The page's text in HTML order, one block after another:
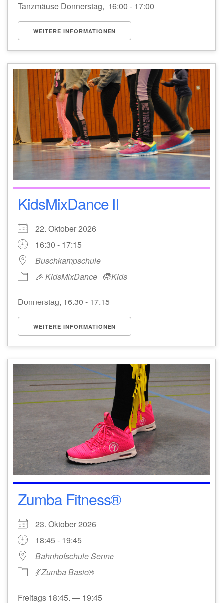
Tanzmäuse Donnerstag, 16:00 - 17:00
WEITERE INFORMATIONEN
KidsMixDance II
22. Oktober 2026
16:30 - 17:15
Buschkampschule
🎉 KidsMixDance 🧒 Kids
Donnerstag, 16:30 - 17:15
WEITERE INFORMATIONEN
Zumba Fitness®
23. Oktober 2026
18:45 - 19:45
Bahnhofschule Senne
💃 Zumba Basic®
Freitags 18:45. — 19:45